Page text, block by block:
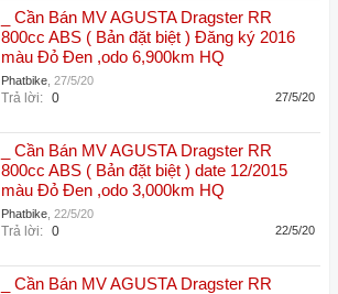
_ Cần Bán MV AGUSTA Dragster RR
800cc ABS ( Bản đặt biệt ) Đăng ký 2016
màu Đỏ Đen ,odo 6,900km HQ
Phatbike 27/5/20
Trả lời: 0 27/5/20
_ Cần Bán MV AGUSTA Dragster RR
800cc ABS ( Bản đặt biệt ) date 12/2015
màu Đỏ Đen ,odo 3,000km HQ
Phatbike 22/5/20
Trả lời: 0 22/5/20
_ Cần Bán MV AGUSTA Dragster RR